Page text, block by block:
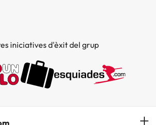
iniciatives d'èxit del grup